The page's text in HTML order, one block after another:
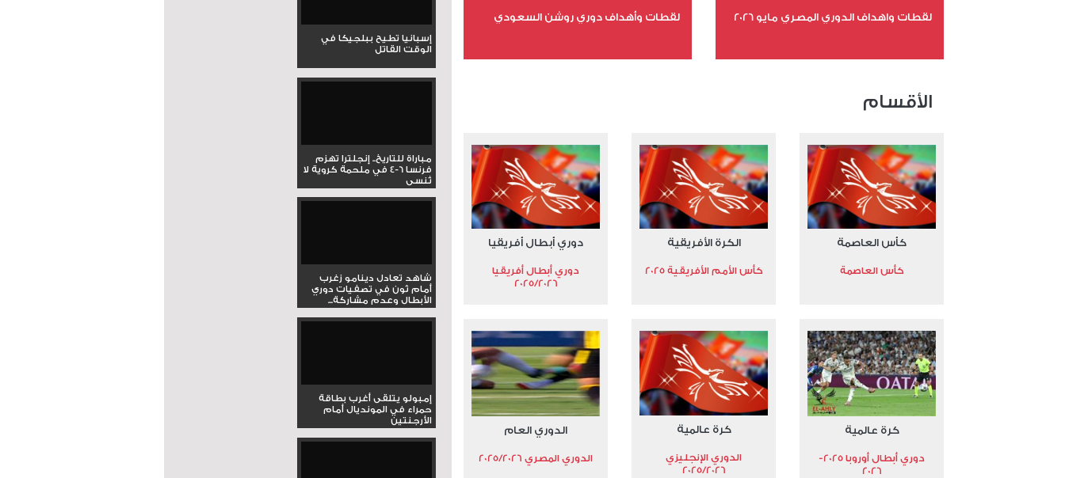
لقطات واهداف الدوري المصري مايو 2026 لقطات وأهداف دوري روشن السعودي
الأقسام
كأس العاصمة
كأس العاصمة
الكرة الأفريقية
كأس الأمم الأفريقية 2025
دوري أبطال أفريقيا
دوري أبطال أفريقيا
2025/2026
كرة عالمية
دوري أبطال أوروبا 2025-
2026
كرة عالمية
الدوري الإنجليزي
2025/2026
الدوري العام
الدوري المصري 2025/2026
إسبانيا تطيح ببلجيكا في
الوقت القاتل
مباراة للتاريخ.. إنجلترا تهزم
فرنسا 6-4 في ملحمة كروية لا
تُنسى
شاهد تعادل دينامو زغرب
أمام ثون في تصفيات دوري
الأبطال وعدم مشاركة...
إمبولو يتلقى أغرب بطاقة
حمراء في المونديال أمام
الأرجنتين